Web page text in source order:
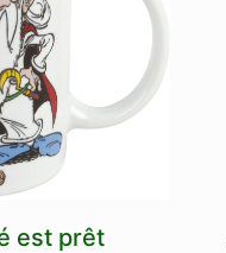
est prêt